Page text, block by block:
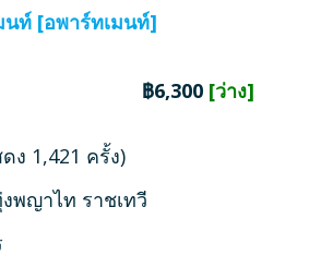
นท์ [อพาร์ทเมนท์]
฿6,300 [ว่าง]
ง 1,421 ครั้ง)
พญาไท ราชเทวี